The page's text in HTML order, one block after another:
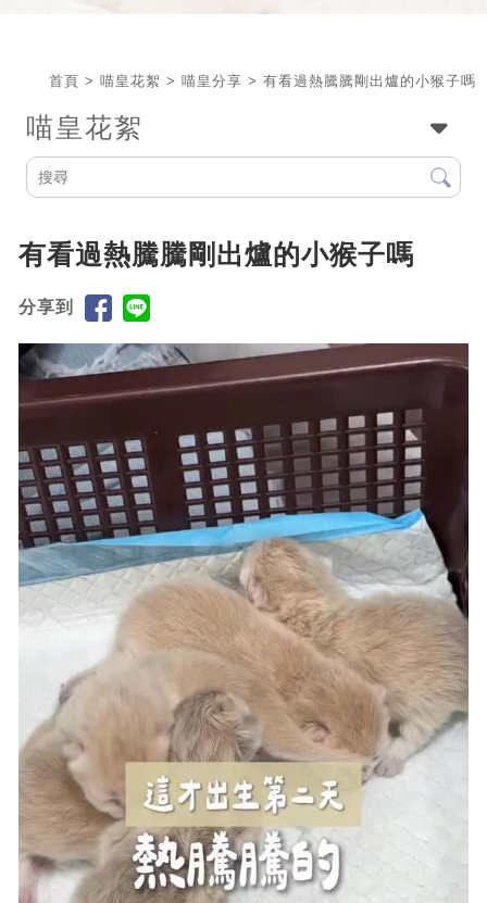
首頁 > 喵皇花絮 > 喵皇分享 > 有看過熱騰騰剛出爐的小猴子嗎
喵皇花絮
有看過熱騰騰剛出爐的小猴子嗎
分享到